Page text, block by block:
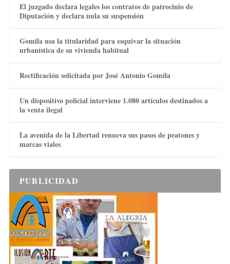
El juzgado declara legales los contratos de patrocinio de
Diputación y declara nula su suspensión
Gomila usa la titularidad para esquivar la situación
urbanística de su vivienda habitual
Rectificación solicitada por José Antonio Gomila
Un dispositivo policial interviene 1.080 artículos destinados a
la venta ilegal
La avenida de la Libertad renueva sus pasos de peatones y
marcas viales
PUBLICIDAD